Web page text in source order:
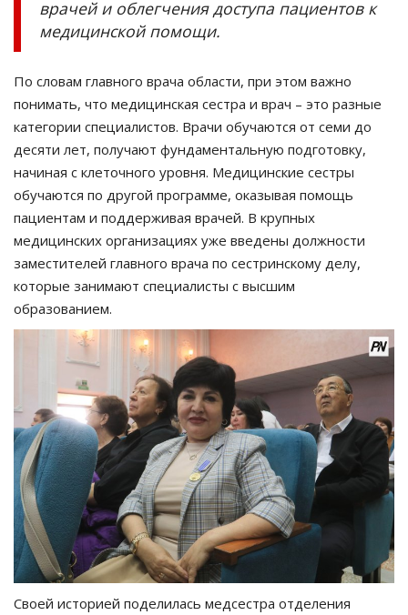
врачей и облегчения доступа пациентов к
медицинской помощи.
По словам главного врача области, при этом важно
понимать, что медицинская сестра и врач – это разные
категории специалистов. Врачи обучаются от семи до
десяти лет, получают фундаментальную подготовку,
начиная с клеточного уровня. Медицинские сестры
обучаются по другой программе, оказывая помощь
пациентам и поддерживая врачей. В крупных
медицинских организациях уже введены должности
заместителей главного врача по сестринскому делу,
которые занимают специалисты с высшим
образованием.
Своей историей поделилась медсестра отделения